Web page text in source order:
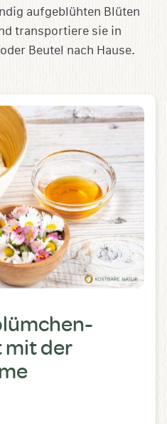
aufgeblühten Blüten
transportiere sie in
Beutel nach Hause.
mit der